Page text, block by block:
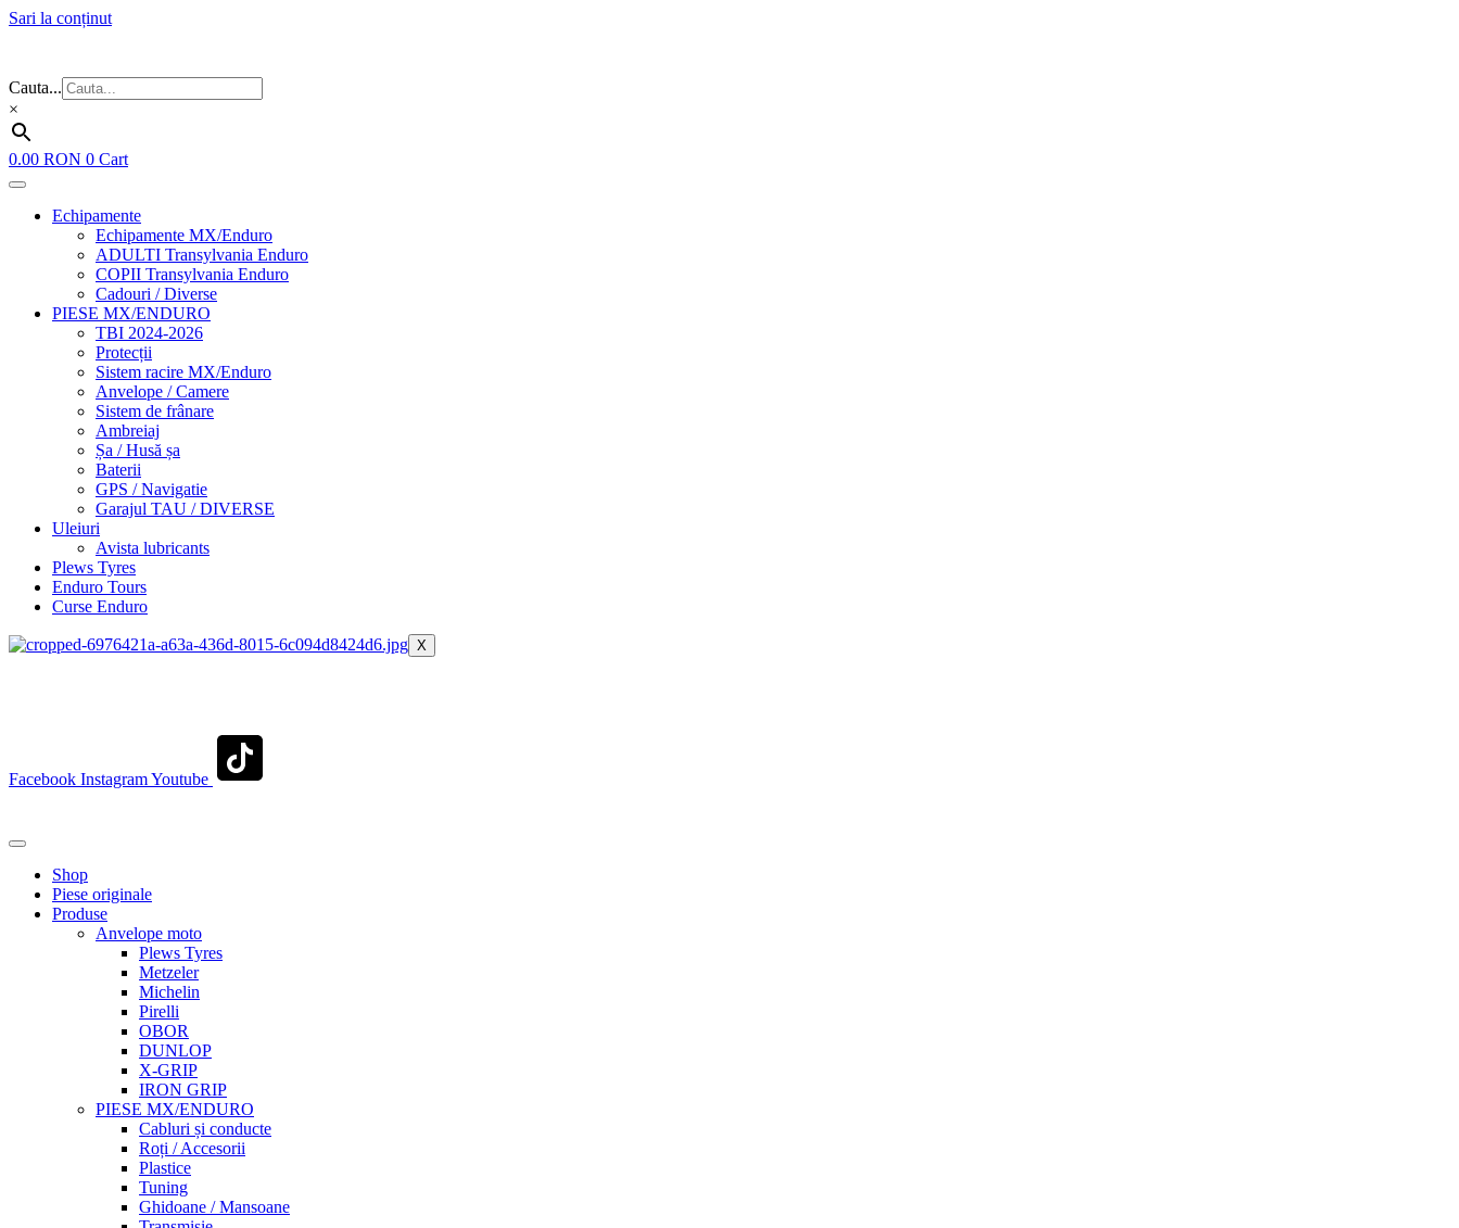
Sari la conținut
Cauta...
×
0.00 RON 0 Cart
Echipamente
Echipamente MX/Enduro
ADULTI Transylvania Enduro
COPII Transylvania Enduro
Cadouri / Diverse
PIESE MX/ENDURO
TBI 2024-2026
Protecții
Sistem racire MX/Enduro
Anvelope / Camere
Sistem de frânare
Ambreiaj
Șa / Husă șa
Baterii
GPS / Navigatie
Garajul TAU / DIVERSE
Uleiuri
Avista lubricants
Plews Tyres
Enduro Tours
Curse Enduro
X
Facebook InstagramYoutube
Shop
Piese originale
Produse
Anvelope moto
Plews Tyres
Metzeler
Michelin
Pirelli
OBOR
DUNLOP
X-GRIP
IRON GRIP
PIESE MX/ENDURO
Cabluri și conducte
Roți / Accesorii
Plastice
Tuning
Ghidoane / Mansoane